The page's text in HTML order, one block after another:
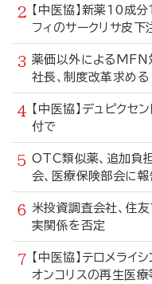
【中医協】新薬10
フィのサークリサ皮下
薬価以外によるMFN
社長、制度改革求める
【中医協】デュピク
付で
OTC類似薬、追加
会、医療保険部会に報
米投資調査会社、住
実関係を否定
【中医協】テロメラ
オンコリスの再生医